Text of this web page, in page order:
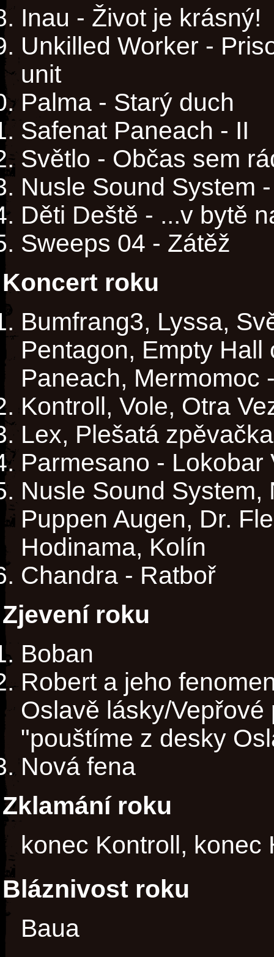
Inau - Život je krásný!
Unkilled Worker -
unit
Palma - Starý duch
Safenat Paneach - II
Světlo - Občas sem
Nusle Sound System
Děti Deště - ...v bytě
Sweeps 04 - Zátěž
Koncert roku
Bumfrang3, Lyssa,
Pentagon, Empty
Paneach, Mermomoc
Kontroll, Vole, Otra
Lex, Plešatá
Parmesano - Lokobar
Nusle Sound
Puppen Augen, Dr.
Hodinama, Kolín
Chandra - Ratboř
Zjevení roku
Boban
Robert a jeho
Oslavě lásky/
"pouštíme z desky
Nová fena
Zklamání roku
konec Kontroll,
Bláznivost roku
Baua